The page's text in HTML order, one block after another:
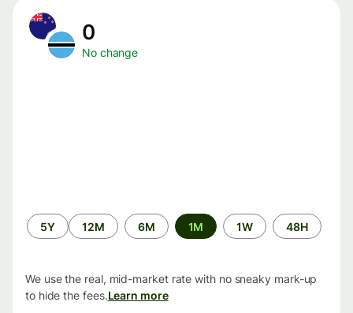
No change
الفترة
الزمنية
48H
1W
1M
6M
12M
5Y
We use the real, mid-market rate with no sneaky mark-up
to hide the fees.Learn more